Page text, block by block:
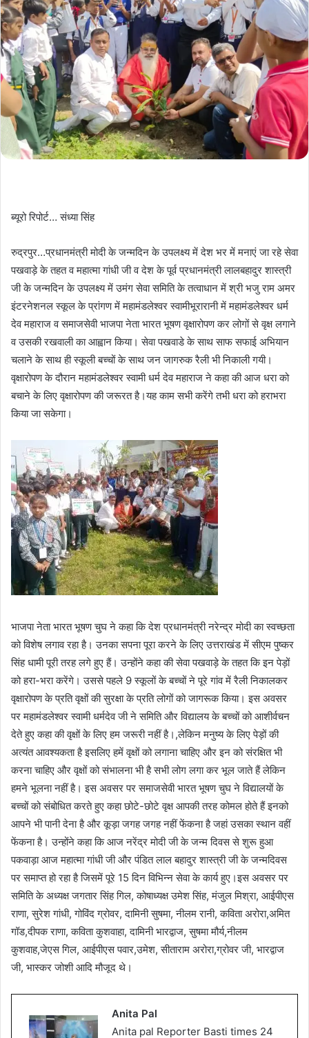
ब्यूरो रिपोर्ट… संध्या सिंह
रुद्रपुर…प्रधानमंत्री मोदी के जन्मदिन के उपलक्ष्य में देश भर में मनाएं जा रहे सेवा
पखवाड़े के तहत व महात्मा गांधी जी व देश के पूर्व प्रधानमंत्री लालबहादुर शास्त्री
जी के जन्मदिन के उपलक्ष्य में उमंग सेवा समिति के तत्वाधान में श्री भजु राम अमर
इंटरनेशनल स्कूल के प्रांगण में महामंडलेश्वर स्वामीभूरारानी में महामंडलेश्वर धर्म
देव महाराज व समाजसेवी भाजपा नेता भारत भूषण वृक्षारोपण कर लोगों से वृक्ष लगाने
व उसकी रखवाली का आह्वान किया। सेवा पखवाडे के साथ साफ सफाई अभियान
चलाने के साथ ही स्कूली बच्चों के साथ जन जागरुक रैली भी निकाली गयी।
वृक्षारोपण के दौरान महामंडलेश्वर स्वामी धर्म देव महाराज ने कहा की आज धरा को
बचाने के लिए वृक्षारोपण की जरूरत है।यह काम सभी करेंगे तभी धरा को हराभरा
किया जा सकेगा।
भाजपा नेता भारत भूषण चुघ ने कहा कि देश प्रधानमंत्री नरेन्द्र मोदी का स्वच्छता
को विशेष लगाव रहा है। उनका सपना पूरा करने के लिए उत्तराखंड में सीएम पुष्कर
सिंह धामी पूरी तरह लगे हुए हैं। उन्होंने कहा की सेवा पखवाड़े के तहत कि इन पेड़ों
को हरा-भरा करेंगे। उससे पहले 9 स्कूलों के बच्चों ने पूरे गांव में रैली निकालकर
वृक्षारोपण के प्रति वृक्षों की सुरक्षा के प्रति लोगों को जागरूक किया। इस अवसर
पर महामंडलेश्वर स्वामी धर्मदेव जी ने समिति और विद्यालय के बच्चों को आशीर्वचन
देते हुए कहा की वृक्षों के लिए हम जरूरी नहीं है।,लेकिन मनुष्य के लिए पेड़ों की
अत्यंत आवश्यकता है इसलिए हमें वृक्षों को लगाना चाहिए और इन को संरक्षित भी
करना चाहिए और वृक्षों को संभालना भी है सभी लोग लगा कर भूल जाते हैं लेकिन
हमने भूलना नहीं है। इस अवसर पर समाजसेवी भारत भूषण चुघ ने विद्यालयों के
बच्चों को संबोधित करते हुए कहा छोटे-छोटे वृक्ष आपकी तरह कोमल होते हैं इनको
आपने भी पानी देना है और कूड़ा जगह जगह नहीं फेंकना है जहां उसका स्थान वहीं
फेंकना है। उन्होंने कहा कि आज नरेंद्र मोदी जी के जन्म दिवस से शुरू हुआ
पकवाड़ा आज महात्मा गांधी जी और पंडित लाल बहादुर शास्त्री जी के जन्मदिवस
पर समाप्त हो रहा है जिसमें पूरे 15 दिन विभिन्न सेवा के कार्य हुए।इस अवसर पर
समिति के अध्यक्ष जगतार सिंह गिल, कोषाध्यक्ष उमेश सिंह, मंजुल मिश्रा, आईपीएस
राणा, सुरेश गांधी, गोविंद ग्रोवर, दामिनी सुषमा, नीलम रानी, कविता अरोरा,अमित
गॉड,दीपक राणा, कविता कुशवाहा, दामिनी भारद्वाज, सुषमा मौर्य,नीलम
कुशवाह,जेएस गिल, आईपीएस पवार,उमेश, सीताराम अरोरा,ग्रोवर जी, भारद्वाज
जी, भास्कर जोशी आदि मौजूद थे।
Anita Pal
Anita pal Reporter Basti times 24